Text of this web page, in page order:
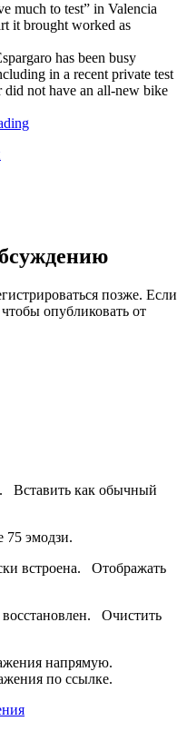
much to test” in Valencia
it brought worked as
has been busy
in a recent private test
did not have an all-new bike
позже. Если
чтобы опубликовать от
Вставить как обычный
75 эмодзи.
встроена. Отображать
Очистить
напрямую.
по ссылке.